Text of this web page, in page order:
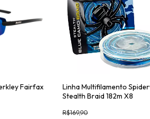
Fairfax
Linha Multifilamento
Stealth Braid 182m X8
R$169,90